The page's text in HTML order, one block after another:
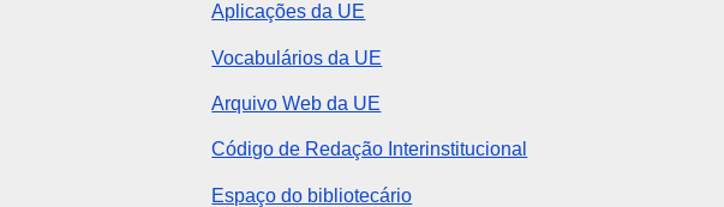
Aplicações da UE
Vocabulários da UE
Arquivo Web da UE
Código de Redação Interinstitucional
Espaço do bibliotecário